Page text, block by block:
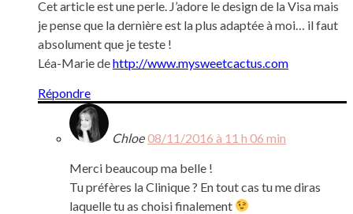
Cet article est une perle. J’adore le design de la Visa mais
je pense que la dernière est la plus adaptée à moi… il faut
absolument que je teste !
Léa-Marie dehttp://www.mysweetcactus.com
Répondre
Chloe 08/11/2016 à 11 h 06 min
Merci beaucoup ma belle !
Tu préfères la Clinique ? En tout cas tu me diras
laquelle tu as choisi finalement